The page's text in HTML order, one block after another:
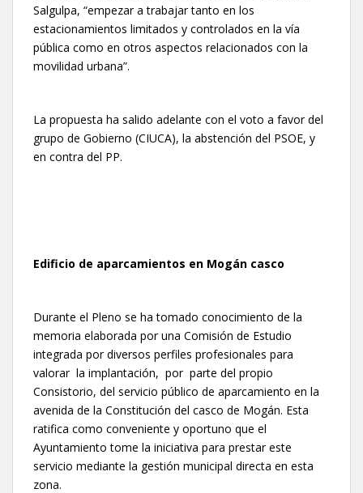
Salgulpa, “empezar a trabajar tanto en los
estacionamientos limitados y controlados en la vía
pública como en otros aspectos relacionados con la
movilidad urbana”.
La propuesta ha salido adelante con el voto a favor del
grupo de Gobierno (CIUCA), la abstención del PSOE, y
en contra del PP.
Edificio de aparcamientos en Mogán casco
Durante el Pleno se ha tomado conocimiento de la
memoria elaborada por una Comisión de Estudio
integrada por diversos perfiles profesionales para
valorar la implantación, por parte del propio
Consistorio, del servicio público de aparcamiento en la
avenida de la Constitución del casco de Mogán. Esta
ratifica como conveniente y oportuno que el
Ayuntamiento tome la iniciativa para prestar este
servicio mediante la gestión municipal directa en esta
zona.